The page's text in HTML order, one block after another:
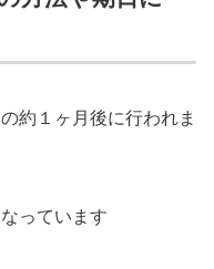
約１ヶ月後に行われま
っています